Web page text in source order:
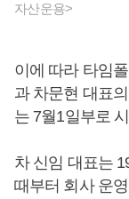
자산운용>
이에 따라 타임
과 차문현 대표
는 7월1일부로
차 신임 대표는
때부터 회사 운